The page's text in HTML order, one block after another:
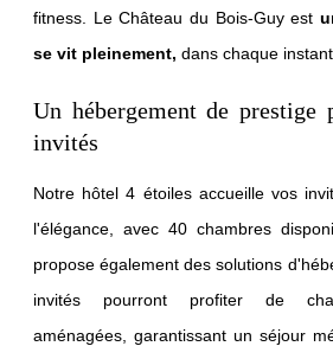
fitness. Le Château du Bois-Guy est
se vit pleinement, dans chaque
Un hébergement de prestige
invités
Notre hôtel 4 étoiles accueille vos
l'élégance, avec 40 chambres
propose également des solutions
invités pourront profiter de
aménagées, garantissant un séjour
SÉMINAIRES
MARIAGES
CONTACT